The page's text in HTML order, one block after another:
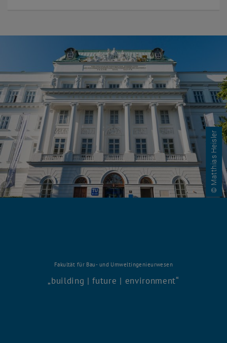
© Matthias Heisler
Fakultät für Bau- und Umweltingenieurwesen
building | future | environment